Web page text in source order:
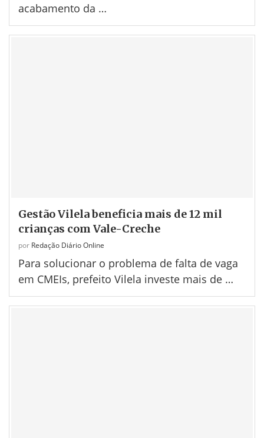
acabamento da …
Gestão Vilela beneficia mais de 12 mil
crianças com Vale-Creche
por Redação Diário Online
Para solucionar o problema de falta de vaga
em CMEIs, prefeito Vilela investe mais de …